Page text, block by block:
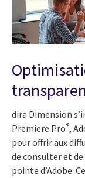
dira Dimension
Premiere Pro®,
pour offrir aux
de consulter et
pointe d’Adobe.